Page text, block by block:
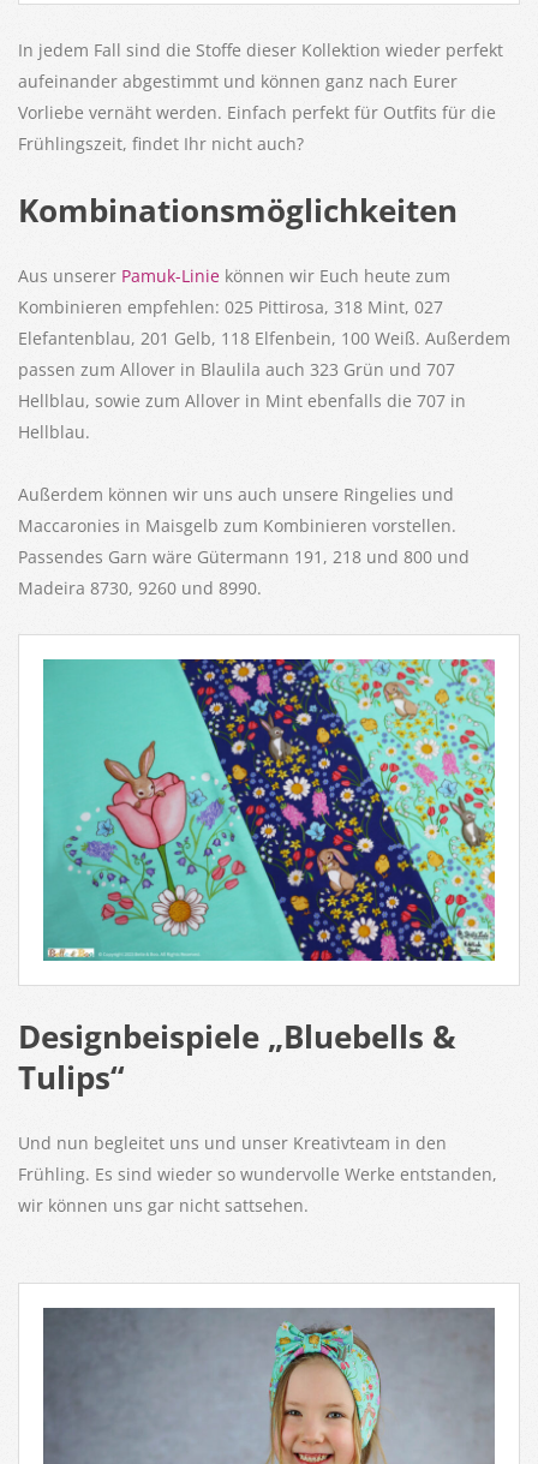
In jedem Fall sind die Stoffe dieser Kollektion wieder perfekt
aufeinander abgestimmt und können ganz nach Eurer
Vorliebe vernäht werden. Einfach perfekt für Outfits für die
Frühlingszeit, findet Ihr nicht auch?
Kombinationsmöglichkeiten
Aus unserer Pamuk-Linie können wir Euch heute zum
Kombinieren empfehlen: 025 Pittirosa, 318 Mint, 027
Elefantenblau, 201 Gelb, 118 Elfenbein, 100 Weiß. Außerdem
passen zum Allover in Blaulila auch 323 Grün und 707
Hellblau, sowie zum Allover in Mint ebenfalls die 707 in
Hellblau.
Außerdem können wir uns auch unsere Ringelies und
Maccaronies in Maisgelb zum Kombinieren vorstellen.
Passendes Garn wäre Gütermann 191, 218 und 800 und
Madeira 8730, 9260 und 8990.
Designbeispiele „Bluebells &
Tulips“
Und nun begleitet uns und unser Kreativteam in den
Frühling. Es sind wieder so wundervolle Werke entstanden,
wir können uns gar nicht sattsehen.